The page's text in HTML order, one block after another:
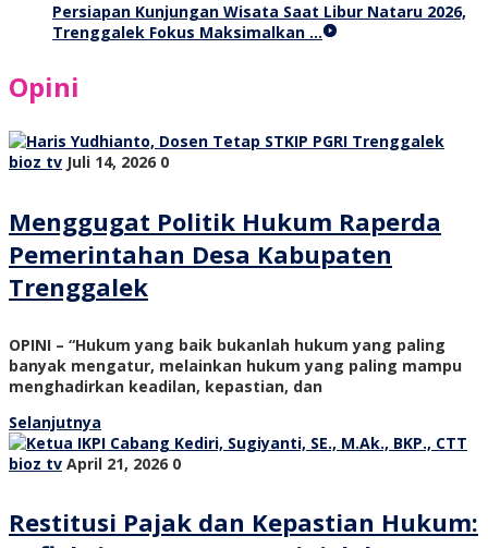
Persiapan Kunjungan Wisata Saat Libur Nataru 2026,
Trenggalek Fokus Maksimalkan …
Opini
bioz tv Juli 14, 2026 0
Menggugat Politik Hukum Raperda
Pemerintahan Desa Kabupaten
Trenggalek
OPINI – “Hukum yang baik bukanlah hukum yang paling
banyak mengatur, melainkan hukum yang paling mampu
menghadirkan keadilan, kepastian, dan
Selanjutnya
bioz tv April 21, 2026 0
Restitusi Pajak dan Kepastian Hukum: